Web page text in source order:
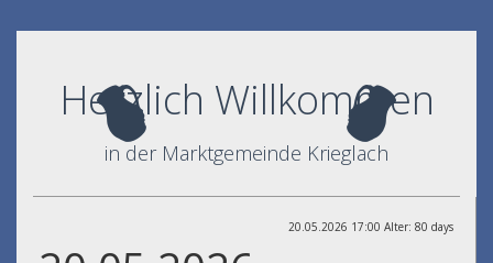
Herzlich Willkommen
in der Marktgemeinde Krieglach
20.05.2026 17:00 Alter: 80 days